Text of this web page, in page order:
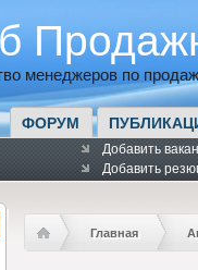
менеджеров по
ФОРУМ
Добавить
Добавить
Главная